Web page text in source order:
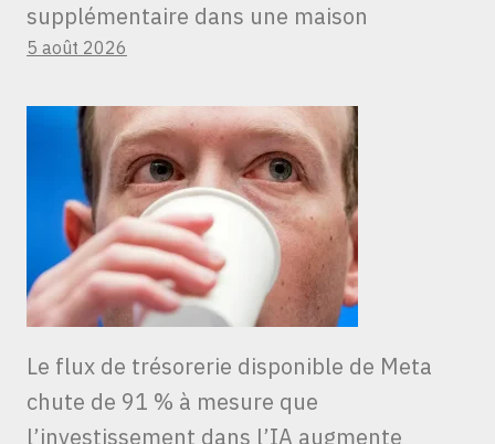
supplémentaire dans une maison
5 août 2026
Le flux de trésorerie disponible de Meta
chute de 91 % à mesure que
l’investissement dans l’IA augmente